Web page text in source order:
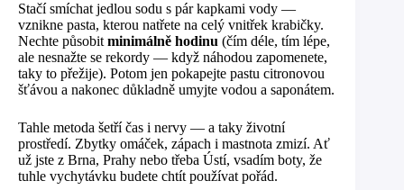
Stačí smíchat jedlou sodu s pár kapkami vody —
vznikne pasta, kterou natřete na celý vnitřek krabičky.
Nechte působit minimálně hodinu (čím déle, tím lépe,
ale nesnažte se rekordy — když náhodou zapomenete,
taky to přežije). Potom jen pokapejte pastu citronovou
šťávou a nakonec důkladně umyjte vodou a saponátem.
Tahle metoda šetří čas i nervy — a taky životní
prostředí. Zbytky omáček, zápach i mastnota zmizí. Ať
už jste z Brna, Prahy nebo třeba Ústí, vsadím boty, že
tuhle vychytávku budete chtít používat pořád.